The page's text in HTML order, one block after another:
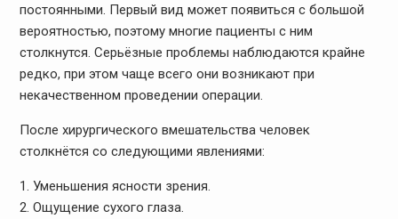
постоянными. Первый вид может появиться с большой
вероятностью, поэтому многие пациенты с ним
столкнутся. Серьёзные проблемы наблюдаются крайне
редко, при этом чаще всего они возникают при
некачественном проведении операции.
После хирургического вмешательства человек
столкнётся со следующими явлениями:
Уменьшения ясности зрения.
Ощущение сухого глаза.